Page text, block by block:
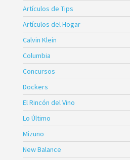
Artículos de Tips
Artículos del Hogar
Calvin Klein
Columbia
Concursos
Dockers
El Rincón del Vino
Lo Último
Mizuno
New Balance